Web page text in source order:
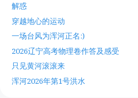
解惑
穿越地心的运动
一场台风为浑河正名:)
2026辽宁高考物理卷作答及感受
只见黄河滚滚来
浑河2026年第1号洪水